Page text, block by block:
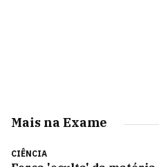
Mais na Exame
CIÊNCIA